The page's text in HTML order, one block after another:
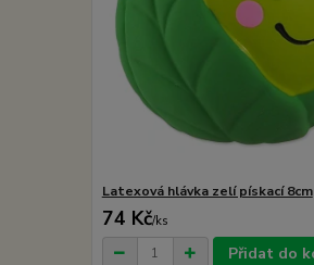
Latexová hlávka zelí pískací 8cm
74 Kč/ks
Přidat do